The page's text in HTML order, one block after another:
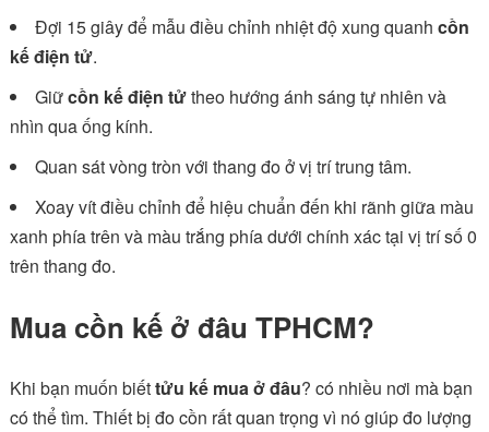
Đợi 15 giây để mẫu điều chỉnh nhiệt độ xung quanh cồn
kế điện tử.
Giữcồn kế điện tửtheo hướng ánh sáng tự nhiên và
nhìn qua ống kính.
Quan sát vòng tròn với thang đo ở vị trí trung tâm.
Xoay vít điều chỉnh để hiệu chuẩn đến khi rãnh giữa màu
xanh phía trên và màu trắng phía dưới chính xác tại vị trí số 0
trên thang đo.
Mua cồn kế ở đâu TPHCM?
Khi bạn muốn biếttửu kế mua ở đâu? có nhiều nơi mà bạn
có thể tìm. Thiết bị đo cồn rất quan trọng vì nó giúp đo lượng